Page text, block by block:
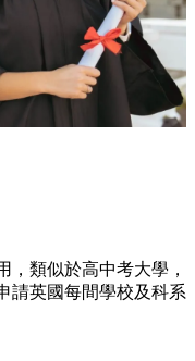
，類似於高中考大學，
請英國每間學校及科系